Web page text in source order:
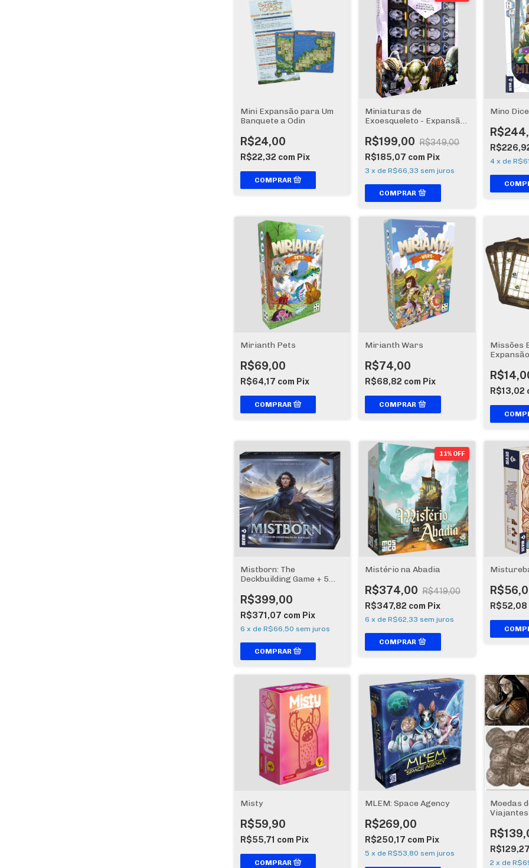
Mini Expansão para Um
Banquete a Odin
R$24,00
R$22,32 com Pix
Miniaturas de
Exoesqueleto - Expansão
R$199,00 R$349,00
R$185,07 com Pix
3 x deR$66,33 sem juros
Mino Dice
4 x de
Mirianth Pets
R$69,00
R$64,17 com Pix
Mirianth Wars
R$74,00
R$68,82 com Pix
Missões
R$13,02
Mistborn: The
Deckbuilding Game + 5
R$399,00
R$371,07 com Pix
6 x de R$66,50 sem juros
11% OFF
Mistério na Abadia
R$374,00 R$419,00
R$347,82 com Pix
6 x deR$62,33 sem juros
R$52,08
Misty
R$59,90
R$55,71 com Pix
MLEM: Space Agency
R$269,00
R$250,17 com Pix
5 x deR$53,80 sem juros
Moedas
Viajantes
2 x de